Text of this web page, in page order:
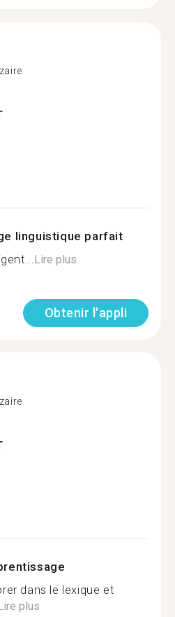
linguistique parfait
Lire plus
Obtenir l'appli
dans le lexique et
plus